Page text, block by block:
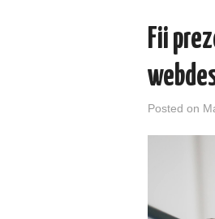
Fii
Posted on